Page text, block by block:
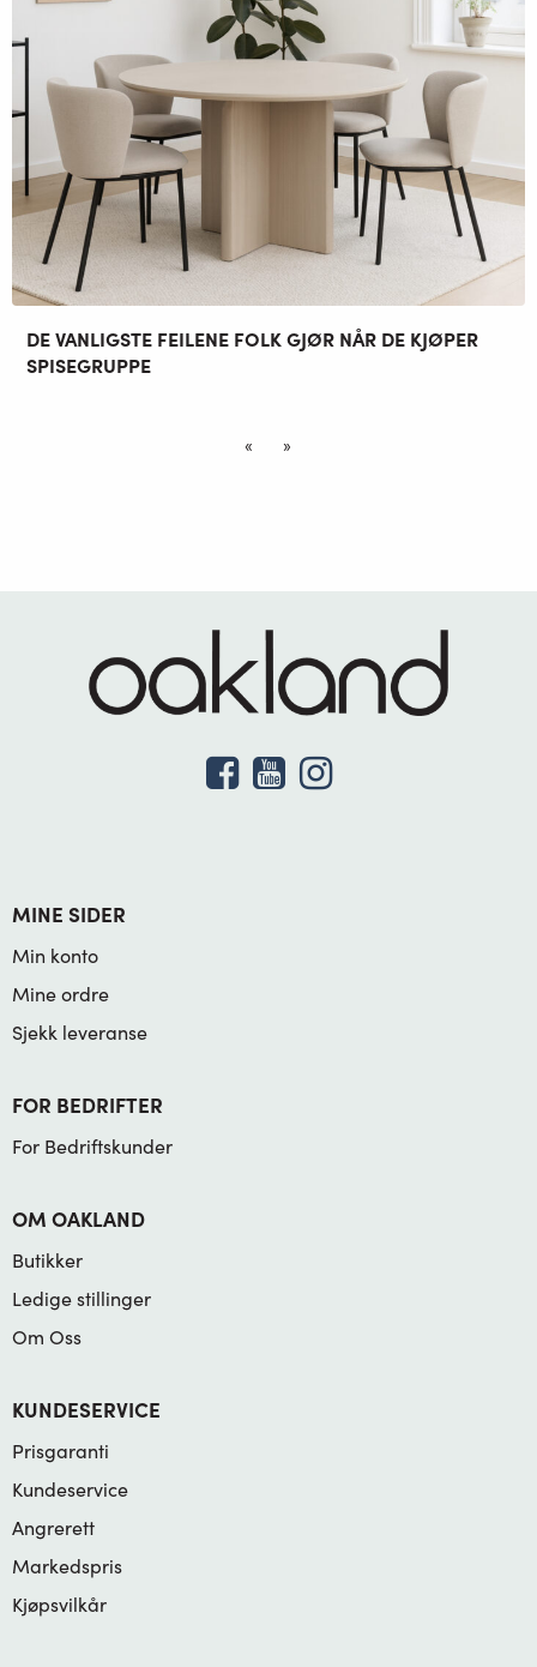
DE VANLIGSTE FEILENE FOLK GJØR NÅR DE KJØPER
SPISEGRUPPE
« »
MINE SIDER
Min konto
Mine ordre
Sjekk leveranse
FOR BEDRIFTER
For Bedriftskunder
OM OAKLAND
Butikker
Ledige stillinger
Om Oss
KUNDESERVICE
Prisgaranti
Kundeservice
Angrerett
Markedspris
Kjøpsvilkår